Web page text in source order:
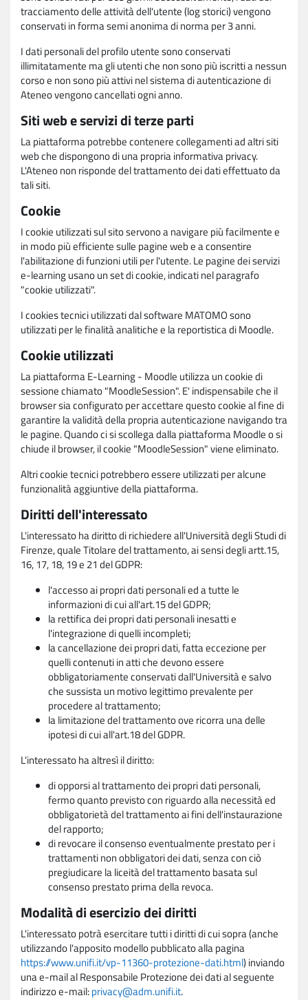
tracciamento delle attività dell'utente (log storici) vengono
conservati in forma semi anonima di norma per 3 anni.
I dati personali del profilo utente sono conservati
illimitatamente ma gli utenti che non sono più iscritti a nessun
corso e non sono più attivi nel sistema di autenticazione di
Ateneo vengono cancellati ogni anno.
Siti web e servizi di terze parti
La piattaforma potrebbe contenere collegamenti ad altri siti
web che dispongono di una propria informativa privacy.
L'Ateneo non risponde del trattamento dei dati effettuato da
tali siti.
Cookie
I cookie utilizzati sul sito servono a navigare più facilmente e
in modo più efficiente sulle pagine web e a consentire
l'abilitazione di funzioni utili per l'utente. Le pagine dei servizi
e-learning usano un set di cookie, indicati nel paragrafo
"cookie utilizzati".
I cookies tecnici utilizzati dal software MATOMO sono
utilizzati per le finalità analitiche e la reportistica di Moodle.
Cookie utilizzati
La piattaforma E-Learning - Moodle utilizza un cookie di
sessione chiamato "MoodleSession". E' indispensabile che il
browser sia configurato per accettare questo cookie al fine di
garantire la validità della propria autenticazione navigando tra
le pagine. Quando ci si scollega dalla piattaforma Moodle o si
chiude il browser, il cookie "MoodleSession" viene eliminato.
Altri cookie tecnici potrebbero essere utilizzati per alcune
funzionalità aggiuntive della piattaforma.
Diritti dell'interessato
L'interessato ha diritto di richiedere all'Università degli Studi di
Firenze, quale Titolare del trattamento, ai sensi degli artt.15,
16, 17, 18, 19 e 21 del GDPR:
l'accesso ai propri dati personali ed a tutte le
informazioni di cui all'art.15 del GDPR;
la rettifica dei propri dati personali inesatti e
l'integrazione di quelli incompleti;
la cancellazione dei propri dati, fatta eccezione per
quelli contenuti in atti che devono essere
obbligatoriamente conservati dall'Università e salvo
che sussista un motivo legittimo prevalente per
procedere al trattamento;
la limitazione del trattamento ove ricorra una delle
ipotesi di cui all'art.18 del GDPR.
L'interessato ha altresì il diritto:
di opporsi al trattamento dei propri dati personali,
fermo quanto previsto con riguardo alla necessità ed
obbligatorietà del trattamento ai fini dell'instaurazione
del rapporto;
di revocare il consenso eventualmente prestato per i
trattamenti non obbligatori dei dati, senza con ciò
pregiudicare la liceità del trattamento basata sul
consenso prestato prima della revoca.
Modalità di esercizio dei diritti
L'interessato potrà esercitare tutti i diritti di cui sopra (anche
utilizzando l'apposito modello pubblicato alla pagina
https://www.unifi.it/vp-11360-protezione-dati.html) inviando
una e-mail al Responsabile Protezione dei dati al seguente
indirizzo e-mail:privacy@adm.unifi.it.